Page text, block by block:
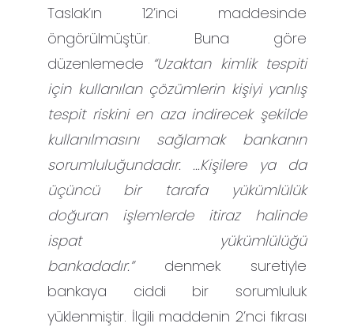
Taslak’ın 12’inci maddesinde
öngörülmüştür. Buna göre
düzenlemede “Uzaktan kimlik tespiti
için kullanılan çözümlerin kişiyi yanlış
tespit riskini en aza indirecek şekilde
kullanılmasını sağlamak bankanın
sorumluluğundadır. ...Kişilere ya da
üçüncü bir tarafa yükümlülük
doğuran işlemlerde itiraz halinde
ispat yükümlülüğü
bankadadır.” denmek suretiyle
bankaya ciddi bir sorumluluk
yüklenmiştir. İlgili maddenin 2’nci fıkrası